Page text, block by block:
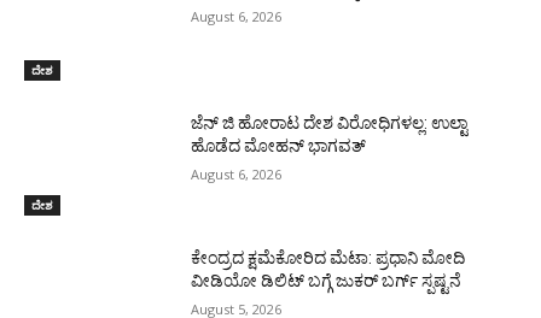
ದೇಶ
August 6, 2026
ದೇಶ
ಜೆನ್ ಜಿ ಹೋರಾಟ ದೇಶ ವಿರೋಧಿಗಳಲ್ಲ: ಉಲ್ಟಾ
ಹೊಡೆದ ಮೋಹನ್ ಭಾಗವತ್
August 6, 2026
ಕೇಂದ್ರದ ಕ್ಷಮೆಕೋರಿದ ಮೆಟಾ: ಪ್ರಧಾನಿ ಮೋದಿ
ವೀಡಿಯೋ ಡಿಲಿಟ್ ಬಗ್ಗೆ ಜುಕರ್ ಬರ್ಗ್ ಸ್ಪಷ್ಟನೆ
August 5, 2026